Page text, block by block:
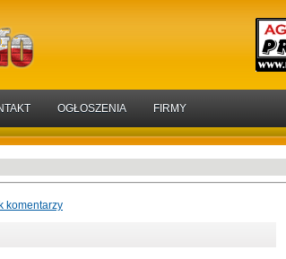
OGŁOSZENIA FIRMY
komentarzy